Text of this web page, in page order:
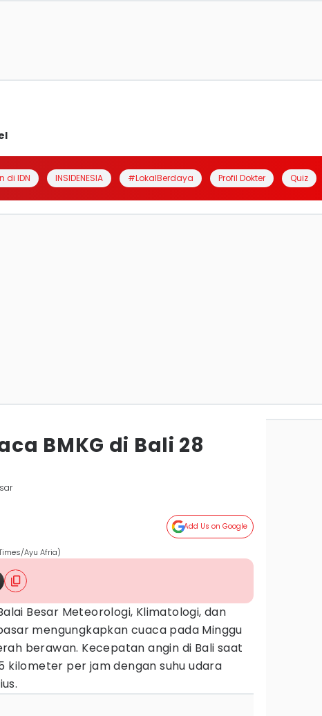
di IDN INSIDENESIA #LokalBerdaya Profil Dokter Quiz
BMKG di Bali 28
Add Us on Google
Ayu Afria)
Besar Meteorologi, Klimatologi, dan
mengungkapkan cuaca pada Minggu
berawan. Kecepatan angin di Bali saat
kilometer per jam dengan suhu udara